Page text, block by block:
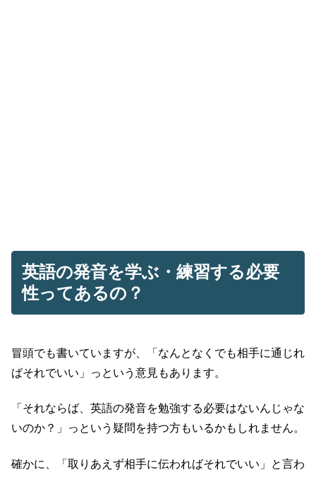
英語の発音を学ぶ・練習する必要
性ってあるの？
冒頭でも書いていますが、「なんとなくでも相手に通じれ
ばそれでいい」っという意見もあります。
「それならば、英語の発音を勉強する必要はないんじゃな
いのか？」っという疑問を持つ方もいるかもしれません。
確かに、「取りあえず相手に伝わればそれでいい」と言わ